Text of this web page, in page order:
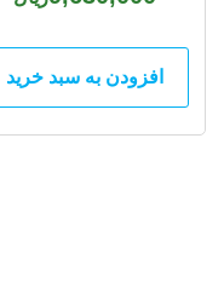
افزودن به سبد خرید